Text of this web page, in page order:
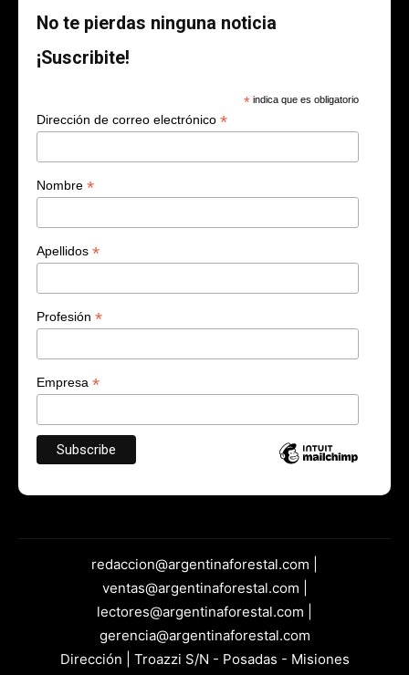
No te pierdas ninguna noticia
¡Suscribite!
* indica que es obligatorio
Dirección de correo electrónico *
Nombre *
Apellidos *
Profesión *
Empresa *
redaccion@argentinaforestal.com |
ventas@argentinaforestal.com |
lectores@argentinaforestal.com |
gerencia@argentinaforestal.com
Dirección | Troazzi S/N - Posadas - Misiones